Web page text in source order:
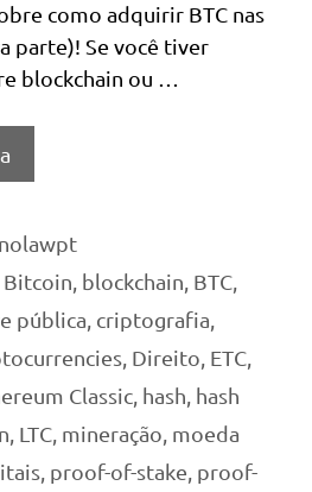
como adquirir BTC nas
parte)! Se você tiver
blockchain ou …
Bitcoin, blockchain, BTC,
pública, criptografia,
, Direito, ETC,
Classic, hash, hash
, LTC, mineração, moeda
, proof-of-stake, proof-